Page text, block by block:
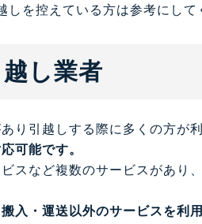
を控えている方は参考にして
し業者
り引越しする際に多くの方が利
可能です。
スなど複数のサービスがあり
入・運送以外のサービスを利